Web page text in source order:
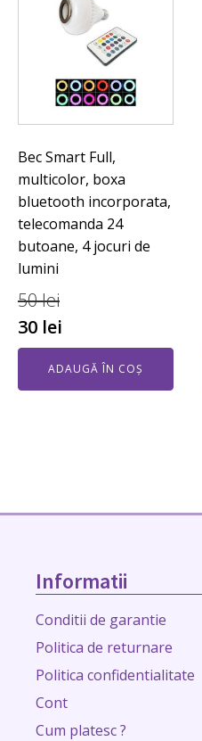
Bec Smart Full,
multicolor, boxa
bluetooth incorporata,
telecomanda 24
butoane, 4 jocuri de
lumini
50lei
30 lei
ADAUGĂ ÎN COȘ
Informatii
Conditii de garantie
Politica de returnare
Politica confidentialitate
Cont
Cum platesc ?